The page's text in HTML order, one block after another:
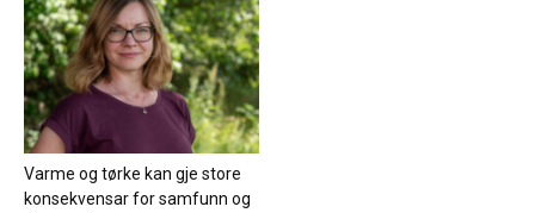
Varme og tørke kan gje store
konsekvensar for samfunn og